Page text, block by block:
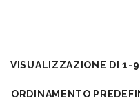
VISUALIZZAZIONE DI 1-9